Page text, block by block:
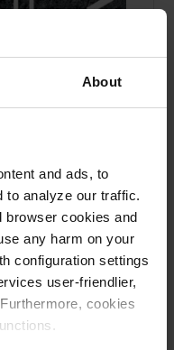
About
and ads, to
to analyze our traffic.
browser cookies and
any harm on your
configuration settings
user-friendlier,
cookies
partner till
till
fram den